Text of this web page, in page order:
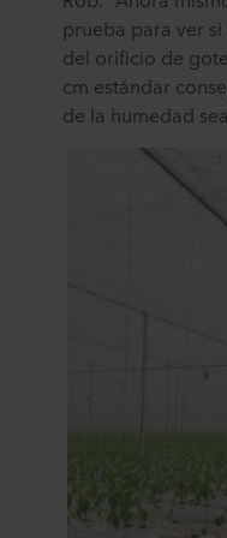
prueba para ver
del orificio de
cm estándar
de la humedad